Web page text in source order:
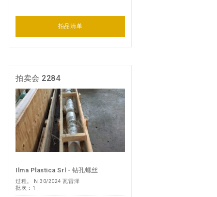
拍品清单
拍卖会 2284
Ilma Plastica Srl - 钻孔螺丝
过程。 N.30/2024 瓦雷泽
批次：1